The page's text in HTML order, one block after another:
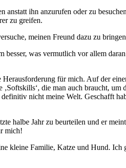
ihn anzurufen oder zu
zu greifen.
meinen Freund dazu zu
was vermutlich vor allem
für mich. Auf der
die man auch braucht,
nicht meine Welt. Geschafft
halbe Jahr zu beurteilen und er
mich!
kleine Familie, Katze und Hund. Ich